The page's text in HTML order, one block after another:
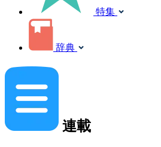
特集
辞典
連載